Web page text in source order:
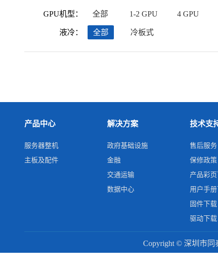
GPU机型：
液冷：
全部 1-2 GPU 4 GPU
全部 冷板式
产品中心
服务器整机
主板及配件
解决方案
政府基础设施
金融
交通运输
数据中心
技术支
售后服务
保修政策
产品彩
用户手
固件下载
驱动下载
Copyright © 深圳市同